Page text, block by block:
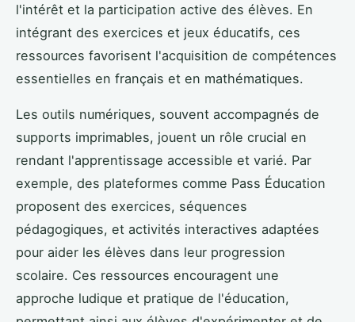
l'intérêt et la participation active des élèves. En
intégrant des exercices et jeux éducatifs, ces
ressources favorisent l'acquisition de compétences
essentielles en français et en mathématiques.
Les outils numériques, souvent accompagnés de
supports imprimables, jouent un rôle crucial en
rendant l'apprentissage accessible et varié. Par
exemple, des plateformes comme Pass Éducation
proposent des exercices, séquences
pédagogiques, et activités interactives adaptées
pour aider les élèves dans leur progression
scolaire. Ces ressources encouragent une
approche ludique et pratique de l'éducation,